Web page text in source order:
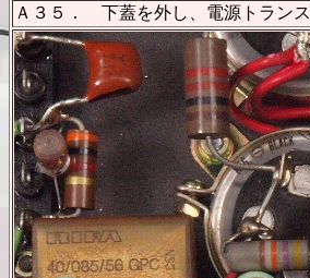
Ａ３５． 下蓋を外し、電源トラン